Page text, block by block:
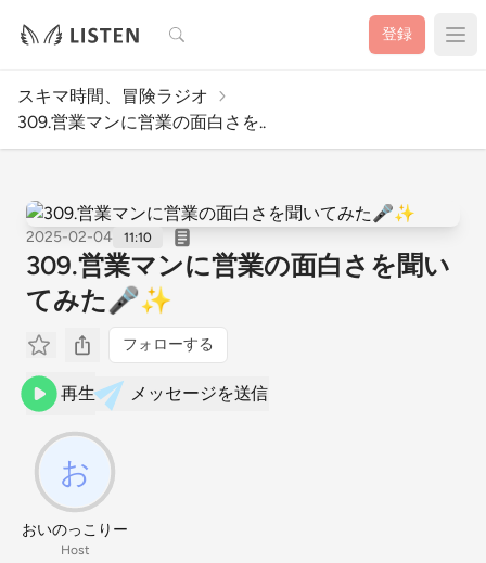
検索 登録
スキマ時間、冒険ラジオ
309.営業マンに営業の面白さを..
2025-02-04 11:10
309.営業マンに営業の面白さを聞い
てみた🎤✨
フォローする
再生 メッセージを送信
おいのっこりー
Host